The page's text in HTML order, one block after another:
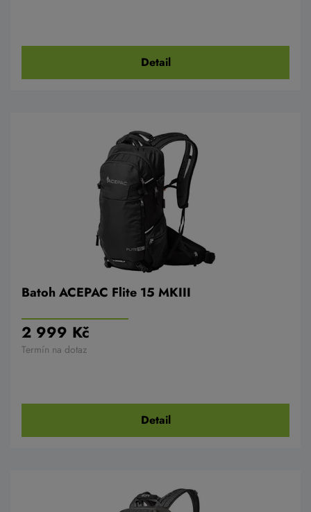
Detail
Batoh ACEPAC Flite 15 MKIII
2 999 Kč
Termín na dotaz
Detail